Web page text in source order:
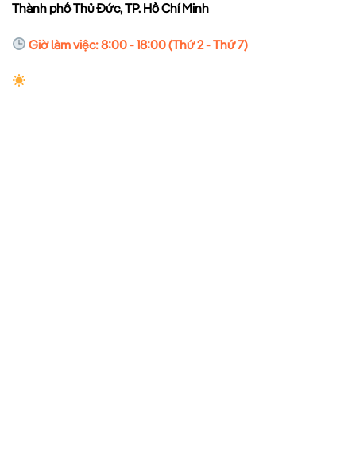
Thành phố Thủ Đức, TP. Hồ Chí Minh
Giờ làm việc: 8:00 - 18:00 (Thứ 2 - Thứ 7)